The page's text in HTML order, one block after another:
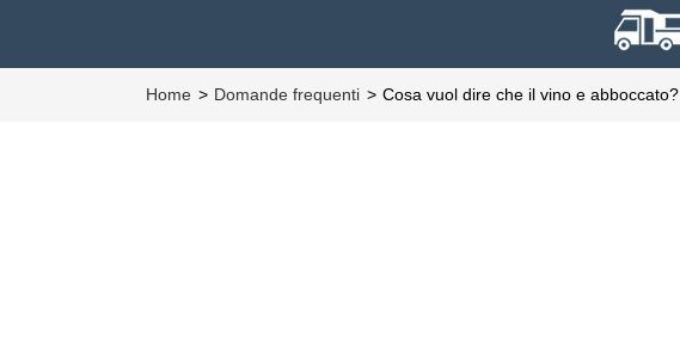
Home Domande frequenti Cosa vuol dire che il vino e abboccato?